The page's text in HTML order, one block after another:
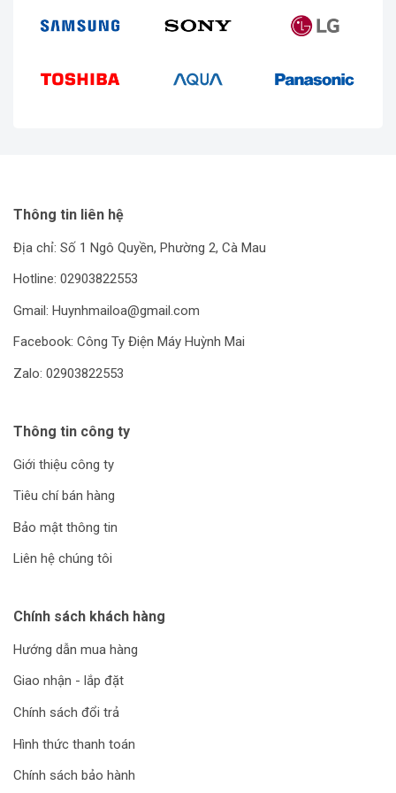
Thông tin liên hệ
Địa chỉ: Số 1 Ngô Quyền, Phường 2, Cà Mau
Hotline: 02903822553
Gmail: Huynhmailoa@gmail.com
Facebook: Công Ty Điện Máy Huỳnh Mai
Zalo: 02903822553
Thông tin công ty
Giới thiệu công ty
Tiêu chí bán hàng
Bảo mật thông tin
Liên hệ chúng tôi
Chính sách khách hàng
Hướng dẫn mua hàng
Giao nhận - lắp đặt
Chính sách đổi trả
Hình thức thanh toán
Chính sách bảo hành